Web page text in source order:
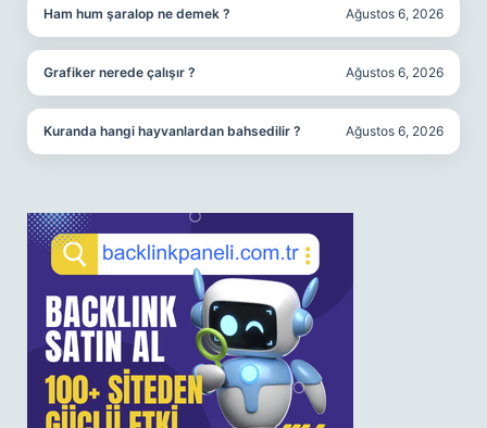
Ham hum şaralop ne demek ? Ağustos 6, 2026
Grafiker nerede çalışır ? Ağustos 6, 2026
Kuranda hangi hayvanlardan bahsedilir ? Ağustos 6, 2026